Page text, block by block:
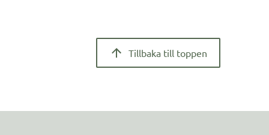
Tillbaka till toppen